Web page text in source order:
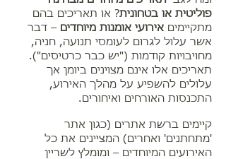
פוליטית או בטחונית? או תאריכים בהם
מתקיימים אירועי אומנות מיוחדים – דבר
אשר עלול לגרום לעומסי תנועה, חניה,
מחויבויות קודמות ("יש כבר כרטיסים").
תאריכים אלו אינם מצוינים ביומן אך
עלולים להשפיע על מהלך האירוע,
התכנסות האורחים ואיחורים.
קיימים ברשת אתרים (כגון אתר
'מתחתנים' ואחרים) המציינים את כל
האירועים המיוחדים – ומומלץ לשריין